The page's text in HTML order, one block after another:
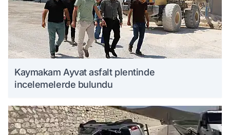
Kaymakam Ayvat asfalt plentinde
incelemelerde bulundu